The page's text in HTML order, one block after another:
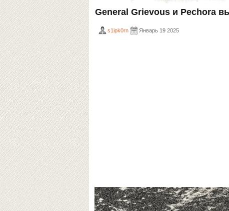
General Grievous и Pechora
s1ipk0rn Январь 19 2025